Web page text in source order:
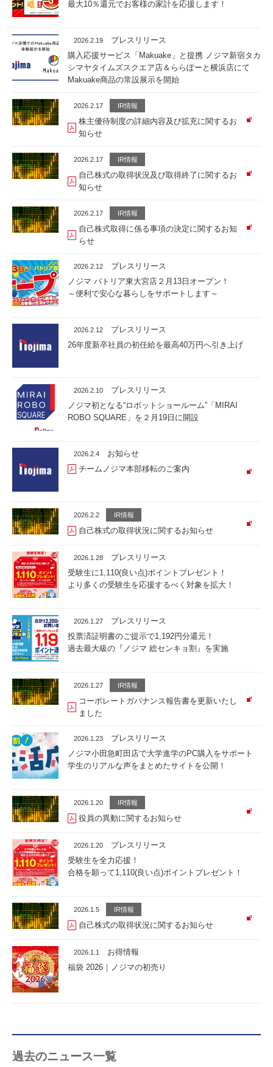
最大10％還元でお客様の家計を応援します！
2026.2.19
プレスリリース
購入応援サービス「Makuake」と提携 ノジマ新宿タカ
シマヤタイムズスクエア店＆ららぽーと横浜店にて
Makuake商品の常設展示を開始
2026.2.17 IR情報
株主優待制度の詳細内容及び拡充に関するお
知らせ
2026.2.17 IR情報
自己株式の取得状況及び取得終了に関するお
知らせ
2026.2.17 IR情報
自己株式取得に係る事項の決定に関するお知
らせ
2026.2.12
プレスリリース
ノジマ パトリア東大宮店２月13日オープン！
～便利で安心な暮らしをサポートします～
2026.2.12
プレスリリース
26年度新卒社員の初任給を最高40万円へ引き上げ
2026.2.10
プレスリリース
ノジマ初となる“ロボットショールーム”「MIRAI
ROBO SQUARE」を２月19日に開設
2026.2.4
お知らせ
チームノジマ本部移転のご案内
2026.2.2 IR情報
自己株式の取得状況に関するお知らせ
2026.1.28
プレスリリース
受験生に1,110(良い点)ポイントプレゼント！
より多くの受験生を応援するべく対象を拡大！
2026.1.27
プレスリリース
投票済証明書のご提示で1,192円分還元！
過去最大級の『ノジマ 総センキョ割』を実施
2026.1.27 IR情報
コーポレートガバナンス報告書を更新いたし
ました
2026.1.23
プレスリリース
ノジマ小田急町田店で大学進学のPC購入をサポート
学生のリアルな声をまとめたサイトを公開！
2026.1.20 IR情報
役員の異動に関するお知らせ
2026.1.20
プレスリリース
受験生を全力応援！
合格を願って1,110(良い点)ポイントプレゼント！
2026.1.5 IR情報
自己株式の取得状況に関するお知らせ
2026.1.1
お得情報
福袋 2026｜ノジマの初売り
過去のニュース一覧